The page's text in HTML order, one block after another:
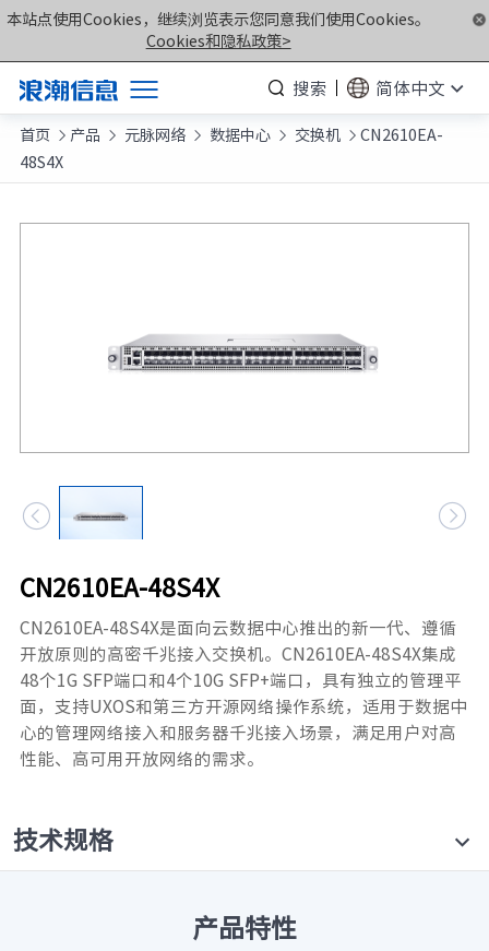
本站点使用Cookies，继续浏览表示您同意我们使用Cookies。
Cookies和隐私政策>
搜索
简体中文
产品
解决方案
服务支持
联合创新平台
元脑品牌升级公告
首页  产品  元脉网络  数据中心  交换机  CN2610EA-
48S4X
 
CN2610EA-48S4X
CN2610EA-48S4X是面向云数据中心推出的新一代、遵循
开放原则的高密千兆接入交换机。CN2610EA-48S4X集成
48个1G SFP端口和4个10G SFP+端口，具有独立的管理平
面，支持UXOS和第三方开源网络操作系统，适用于数据中
心的管理网络接入和服务器千兆接入场景，满足用户对高
性能、高可用开放网络的需求。
技术规格
产品特性